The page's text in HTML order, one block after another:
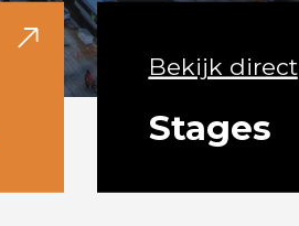
Bekijk direct
Stages